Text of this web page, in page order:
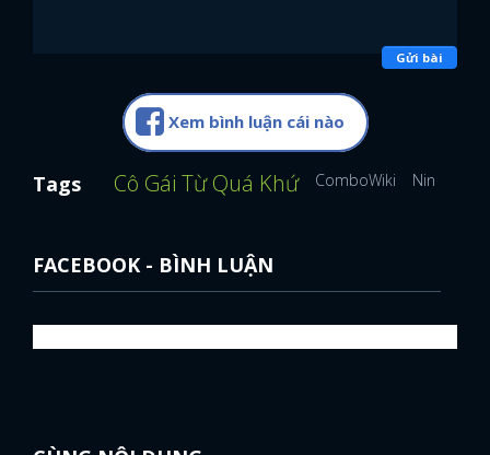
ĐĂNG NHẬP
Gửi bài
Xem bình luận cái nào
Tags Cô Gái Từ Quá Khứ ComboWiki Ninh
FACEBOOK - BÌNH LUẬN